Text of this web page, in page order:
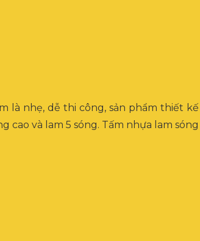
là nhẹ, dễ thi công, sản phẩm thiết
cao và lam 5 sóng. Tấm nhựa lam